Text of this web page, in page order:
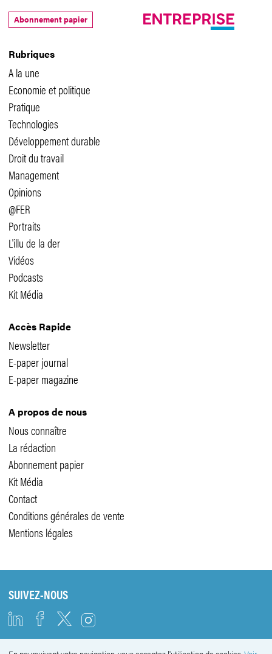
Rubriques
A la une
Economie et politique
Pratique
Technologies
Développement durable
Droit du travail
Management
Opinions
@FER
Portraits
L'illu de la der
Vidéos
Podcasts
Kit Média
Accès Rapide
Newsletter
E-paper journal
E-paper magazine
A propos de nous
Nous connaître
La rédaction
Abonnement papier
Kit Média
Contact
Conditions générales de vente
Mentions légales
Abonnement papier
SUIVEZ-NOUS